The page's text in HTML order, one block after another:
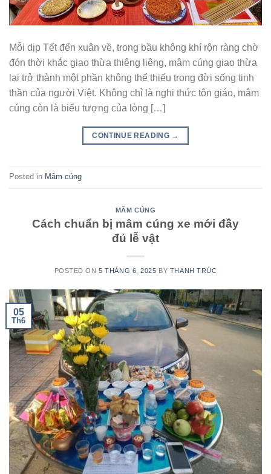
Mỗi dịp Tết đến xuân về, trong bầu không khí rộn ràng chờ
đón thời khắc giao thừa thiêng liêng, mâm cúng giao thừa
lại trở thành một phần không thể thiếu trong đời sống tinh
thần của người Việt. Không chỉ là nghi thức tôn giáo, mâm
cúng còn là biểu tượng của lòng […]
CONTINUE READING →
Posted in Mâm cúng
MÂM CÚNG
Cách chuẩn bị mâm cúng xe mới đầy
đủ lễ vật
POSTED ON5 THÁNG 6, 2025 BY THANH TRÚC
05
Th6